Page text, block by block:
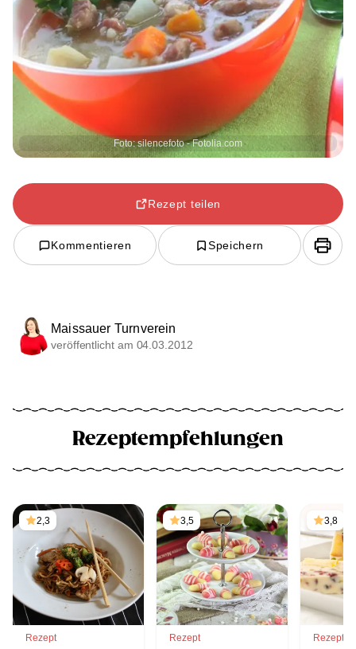
Foto: silencefoto - Fotolia.com
Rezept teilen
Kommentieren Speichern
Maissauer Turnverein
veröffentlicht am 04.03.2012
Rezeptempfehlungen
2,3
Rezept
3,5
Rezept
3,8
Rezept